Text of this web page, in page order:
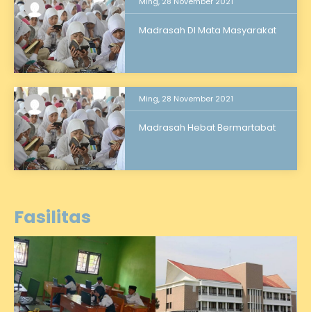
Madrasah DI Mata Masyarakat
Ming, 28 November 2021
Madrasah Hebat Bermartabat
Fasilitas